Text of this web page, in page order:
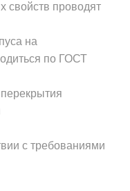
свойств проводят
на
по ГОСТ
с требованиями